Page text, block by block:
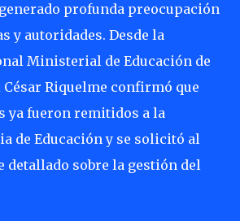
profunda preocupación
y autoridades. Desde la
Ministerial de Educación de
Riquelme confirmó que
ya fueron remitidos a la
de Educación y se solicitó al
detallado sobre la gestión del